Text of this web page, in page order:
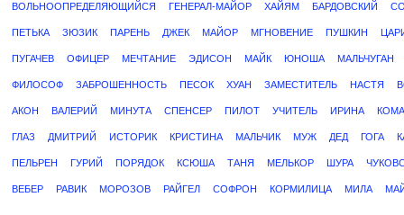
ВОЛЬНООПРЕДЕЛЯЮЩИЙСЯ ГЕНЕРАЛ-МАЙОР ХАЙЯМ БАРДОВСКИЙ
ПЕТЬКА ЗЮЗИК ПАРЕНЬ ДЖЕК МАЙОР МГНОВЕНИЕ ПУШКИН
ПУГАЧЕВ ОФИЦЕР МЕЧТАНИЕ ЭДИСОН МАЙК ЮНОША МАЛЬЧУГАН
ФИЛОСОФ ЗАБРОШЕННОСТЬ ПЕСОК ХУАН ЗАМЕСТИТЕЛЬ НАСТЯ
АКОН ВАЛЕРИЙ МИНУТА СПЕНСЕР ПИЛОТ УЧИТЕЛЬ ИРИНА
ГЛАЗ ДМИТРИЙ ИСТОРИК КРИСТИНА МАЛЬЧИК МУЖ ДЕД ГОГА
ПЕЛЬРЕН ГУРИЙ ПОРЯДОК КСЮША ТАНЯ МЕЛЬКОР ШУРА
ВЕБЕР РАВИК МОРОЗОВ РАЙГЕЛ СОФРОН КОРМИЛИЦА МИЛА